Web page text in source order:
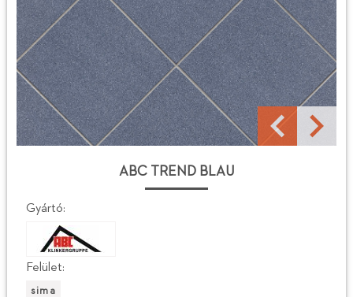
ABC TREND BLAU
Gyártó:
Felület:
sima